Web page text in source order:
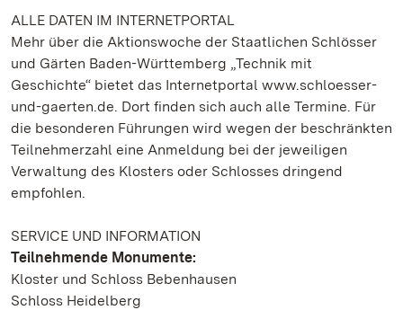
ALLE DATEN IM INTERNETPORTAL
Mehr über die Aktionswoche der Staatlichen Schlösser
und Gärten Baden-Württemberg „Technik mit
Geschichte“ bietet das Internetportal www.schloesser-
und-gaerten.de. Dort finden sich auch alle Termine. Für
die besonderen Führungen wird wegen der beschränkten
Teilnehmerzahl eine Anmeldung bei der jeweiligen
Verwaltung des Klosters oder Schlosses dringend
empfohlen.
SERVICE UND INFORMATION
Teilnehmende Monumente:
Kloster und Schloss Bebenhausen
Schloss Heidelberg